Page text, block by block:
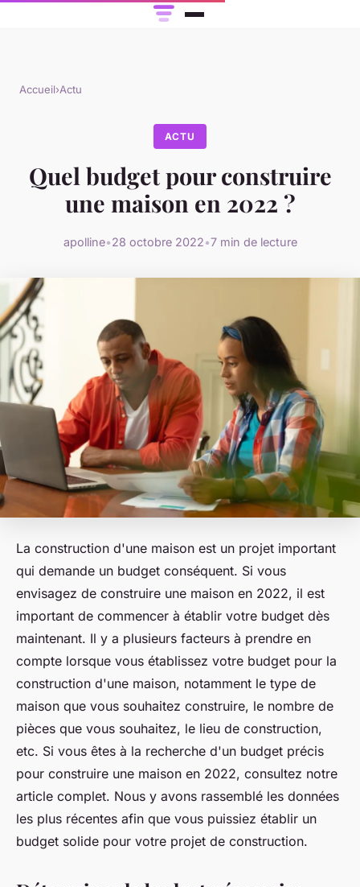
Accueil›Actu
ACTU
Quel budget pour construire
une maison en 2022 ?
apolline•28 octobre 2022•7 min de lecture
La construction d'une maison est un projet important
qui demande un budget conséquent. Si vous
envisagez de construire une maison en 2022, il est
important de commencer à établir votre budget dès
maintenant. Il y a plusieurs facteurs à prendre en
compte lorsque vous établissez votre budget pour la
construction d'une maison, notamment le type de
maison que vous souhaitez construire, le nombre de
pièces que vous souhaitez, le lieu de construction,
etc. Si vous êtes à la recherche d'un budget précis
pour construire une maison en 2022, consultez notre
article complet. Nous y avons rassemblé les données
les plus récentes afin que vous puissiez établir un
budget solide pour votre projet de construction.